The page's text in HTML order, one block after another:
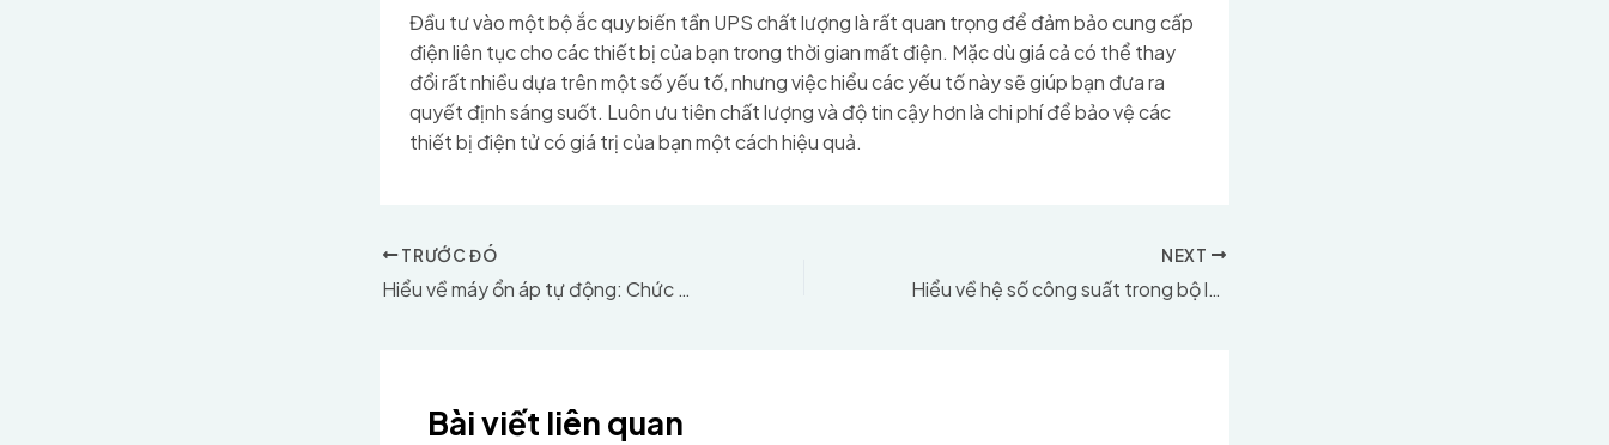
Đầu tư vào một bộ ắc quy biến tần UPS chất lượng là rất quan trọng để đảm bảo cung cấp
điện liên tục cho các thiết bị của bạn trong thời gian mất điện. Mặc dù giá cả có thể thay
đổi rất nhiều dựa trên một số yếu tố, nhưng việc hiểu các yếu tố này sẽ giúp bạn đưa ra
quyết định sáng suốt. Luôn ưu tiên chất lượng và độ tin cậy hơn là chi phí để bảo vệ các
thiết bị điện tử có giá trị của bạn một cách hiệu quả.
TRƯỚC ĐÓ
Hiểu về máy ổn áp tự động: Chức năng và lợi ích
NEXT
Hiểu về hệ số công suất trong bộ lưu điện liên tục (UPS)
Bài viết liên quan